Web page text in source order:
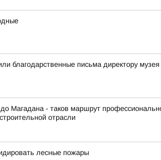
благодарственные письма директору
Магадана - таков маршрут
отрасли
лесные пожары